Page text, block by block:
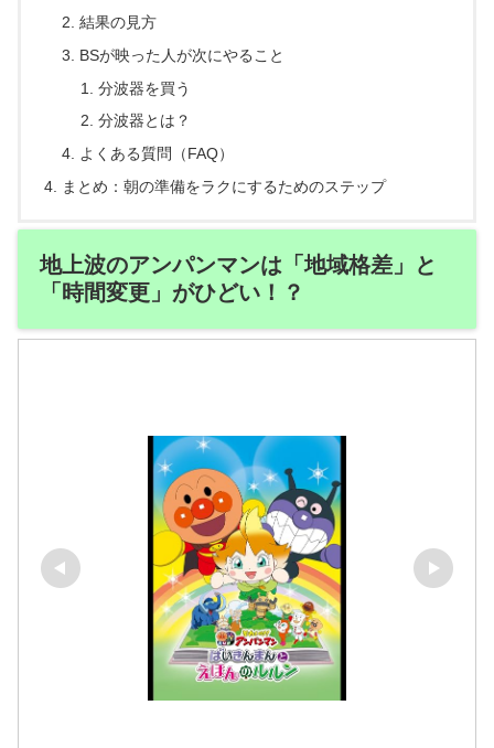
結果の見方
BSが映った人が次にやること
分波器を買う
分波器とは？
よくある質問（FAQ）
まとめ：朝の準備をラクにするためのステップ
地上波のアンパンマンは「地域格差」と
「時間変更」がひどい！？